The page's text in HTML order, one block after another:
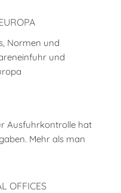
Normen und
und
Ausfuhrkontrolle hat
Mehr als man
OFFICES